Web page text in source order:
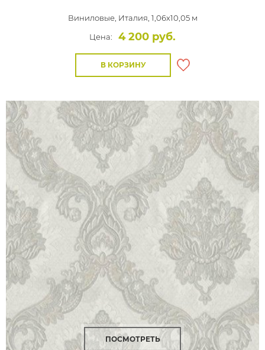
Виниловые, Италия, 1,06x10,05 м
Цена:
4 200 руб.
В КОРЗИНУ
ПОСМОТРЕТЬ